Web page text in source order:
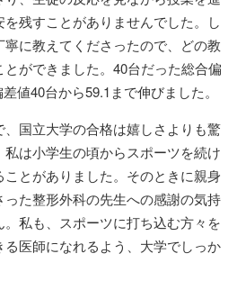
残すことがありませんでした。し
に教えてくださったので、どの教
ができました。40台だった総合偏
値40台から59.1まで伸びました。
国立大学の合格は嬉しさよりも驚
は小学生の頃からスポーツを続け
とがありました。そのときに親身
た整形外科の先生への感謝の気持
私も、スポーツに打ち込む方々を
医師になれるよう、大学でしっか